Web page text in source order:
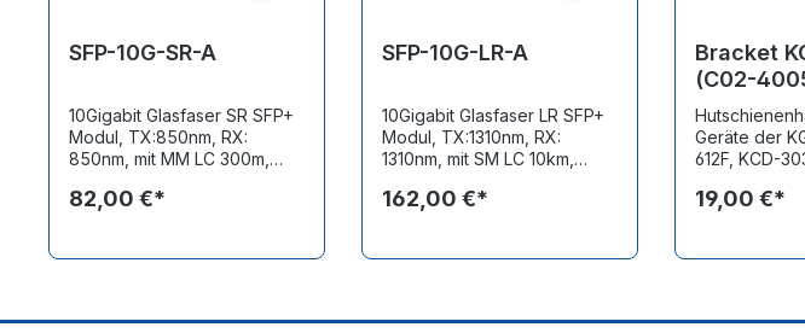
SFP-10G-SR-A
10Gigabit Glasfaser SR SFP+
Modul, TX:850nm, RX:
850nm, mit MM LC 300m,
Temperaturbereich -10~70
82,00 €*
SFP-10G-LR-A
10Gigabit Glasfaser LR SFP+
Modul, TX:1310nm, RX:
1310nm, mit SM LC 10km,
Temperaturbereich -10~70
162,00 €*
Bracket
(C02-
Geräte der
612F, KCD-
303P-B Familie
19,00 €*